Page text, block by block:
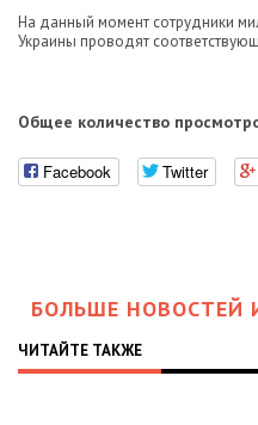
На данный момент сотрудники
Украины проводят
Общее количество
Facebook Twitter
БОЛЬШЕ НОВОСТЕЙ
ЧИТАЙТЕ ТАКЖЕ